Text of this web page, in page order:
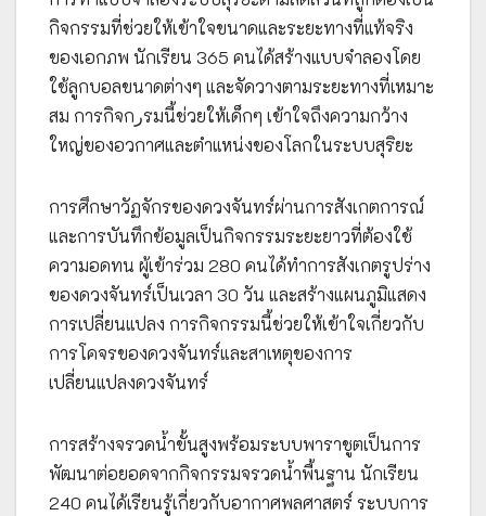
กิจกรรมที่ช่วยให้เข้าใจขนาดและระยะทางที่แท้จริง
ของเอกภพ นักเรียน 365 คนได้สร้างแบบจำลองโดย
ใช้ลูกบอลขนาดต่างๆ และจัดวางตามระยะทางที่เหมาะ
สม การกิจกرรมนี้ช่วยให้เด็กๆ เข้าใจถึงความกว้าง
ใหญ่ของอวกาศและตำแหน่งของโลกในระบบสุริยะ
การศึกษาวัฏจักรของดวงจันทร์ผ่านการสังเกตการณ์
และการบันทึกข้อมูลเป็นกิจกรรมระยะยาวที่ต้องใช้
ความอดทน ผู้เข้าร่วม 280 คนได้ทำการสังเกตรูปร่าง
ของดวงจันทร์เป็นเวลา 30 วัน และสร้างแผนภูมิแสดง
การเปลี่ยนแปลง การกิจกรรมนี้ช่วยให้เข้าใจเกี่ยวกับ
การโคจรของดวงจันทร์และสาเหตุของการ
เปลี่ยนแปลงดวงจันทร์
การสร้างจรวดน้ำขั้นสูงพร้อมระบบพาราชูตเป็นการ
พัฒนาต่อยอดจากกิจกรรมจรวดน้ำพื้นฐาน นักเรียน
240 คนได้เรียนรู้เกี่ยวกับอากาศพลศาสตร์ ระบบการ